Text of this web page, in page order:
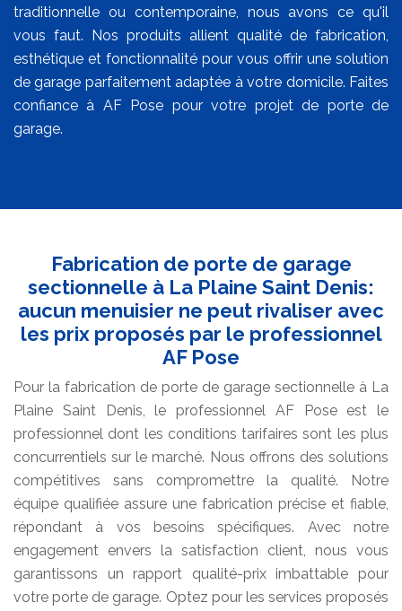
traditionnelle ou contemporaine, nous avons ce qu'il
vous faut. Nos produits allient qualité de fabrication,
esthétique et fonctionnalité pour vous offrir une solution
de garage parfaitement adaptée à votre domicile. Faites
confiance à AF Pose pour votre projet de porte de
garage.
Fabrication de porte de garage
sectionnelle à La Plaine Saint Denis:
aucun menuisier ne peut rivaliser avec
les prix proposés par le professionnel
AF Pose
Pour la fabrication de porte de garage sectionnelle à La
Plaine Saint Denis, le professionnel AF Pose est le
professionnel dont les conditions tarifaires sont les plus
concurrentiels sur le marché. Nous offrons des solutions
compétitives sans compromettre la qualité. Notre
équipe qualifiée assure une fabrication précise et fiable,
répondant à vos besoins spécifiques. Avec notre
engagement envers la satisfaction client, nous vous
garantissons un rapport qualité-prix imbattable pour
votre porte de garage. Optez pour les services proposés